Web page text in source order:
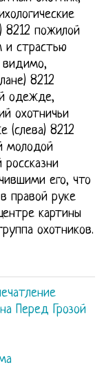
8212 пожилой
и страстью
видимо,
8212
одежде,
охотничьи
(слева) 8212
молодой
его, что
правой руке
картины
охотников.
Перед Грозой